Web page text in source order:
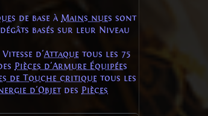
de base à Mains nues sont
basés sur leur Niveau
Vitesse d'Attaque tous les 75
Pièces d'Armure Équipées
de Touche critique tous les
d'Objetdes Pièces